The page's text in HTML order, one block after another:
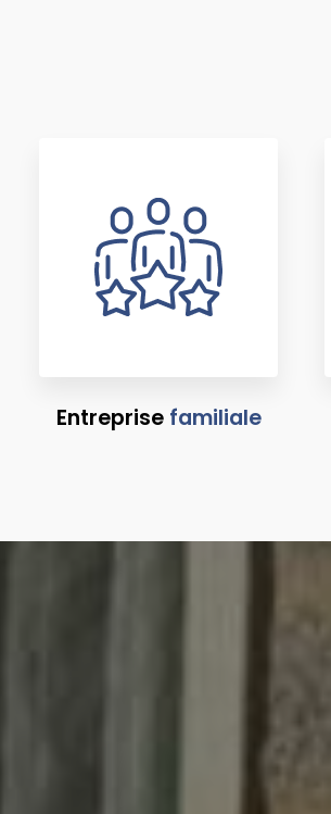
Entreprise familiale